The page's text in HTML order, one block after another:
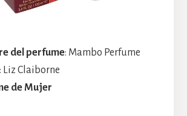
del perfume: Mambo Perfume
Liz Claiborne
de Mujer